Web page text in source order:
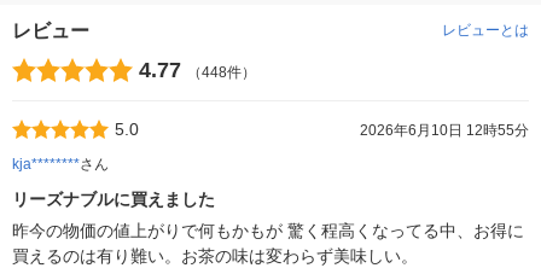
レビュー レビューとは
4.77 （448件）
5.0
2026年6月10日 12時55分
kja********さん
リーズナブルに買えました
昨今の物価の値上がりで何もかもが 驚く程高くなってる中、お得に
買えるのは有り難い。お茶の味は変わらず美味しい。